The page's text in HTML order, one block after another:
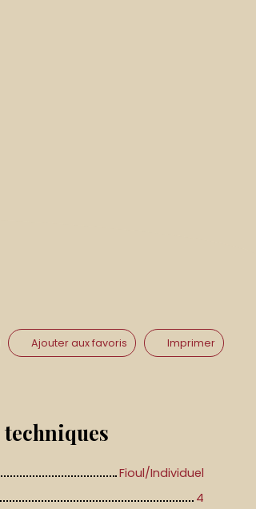
Ajouter aux favoris Imprimer
techniques
Fioul/Individuel
4